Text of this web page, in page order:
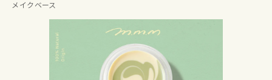
メイクベース